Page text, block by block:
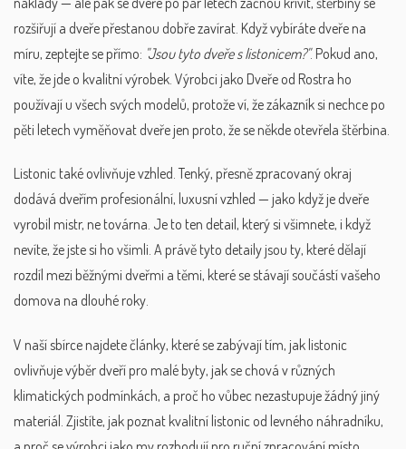
rozšiřují a dveře přestanou dobře zavírat. Když vybíráte dveře na
míru, zeptejte se přímo: "Jsou tyto dveře s listonicem?". Pokud ano,
víte, že jde o kvalitní výrobek. Výrobci jako Dveře od Rostra ho
používají u všech svých modelů, protože ví, že zákazník si nechce po
pěti letech vyměňovat dveře jen proto, že se někde otevřela štěrbina.
Listonic také ovlivňuje vzhled. Tenký, přesně zpracovaný okraj
dodává dveřím profesionální, luxusní vzhled — jako když je dveře
vyrobil mistr, ne továrna. Je to ten detail, který si všimnete, i když
nevíte, že jste si ho všimli. A právě tyto detaily jsou ty, které dělají
rozdíl mezi běžnými dveřmi a těmi, které se stávají součástí vašeho
domova na dlouhé roky.
V naší sbírce najdete články, které se zabývají tím, jak listonic
ovlivňuje výběr dveří pro malé byty, jak se chová v různých
klimatických podmínkách, a proč ho vůbec nezastupuje žádný jiný
materiál. Zjistíte, jak poznat kvalitní listonic od levného náhradníku,